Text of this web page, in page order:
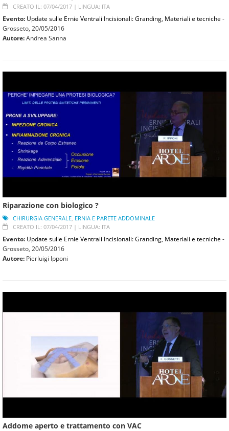
CREATO IL: 07/04/2017 | LINGUA: ITA
Evento: Update sulle Ernie Ventrali Incisionali: Granding, Materiali e tecniche -
Grosseto, 20/05/2016
Autore:Andrea Sanna
Riparazione con biologico ?
CHIRURGIA GENERALE, ERNIA E PARETE ADDOMINALE
CREATO IL: 07/04/2017 | LINGUA: ITA
Evento: Update sulle Ernie Ventrali Incisionali: Granding, Materiali e tecniche -
Grosseto, 20/05/2016
Autore: Pierluigi Ipponi
Addome aperto e trattamento con VAC